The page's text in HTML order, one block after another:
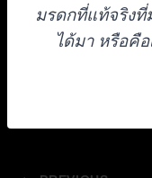
มรดกที่แท้จริงที่
ได้มา หรือคื